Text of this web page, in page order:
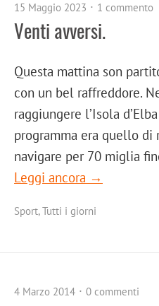
15 Maggio 2023 1 commento
Venti avversi.
Questa mattina son
con un bel raffreddore.
raggiungere l’Isola
programma era quello di
navigare per 70 miglia
Leggi ancora →
Sport,Tutti i giorni
4 Marzo 2014 0 commenti